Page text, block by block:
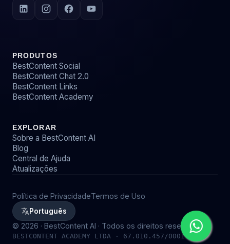
PRODUTOS
BestContent Social
BestContent Chat 2.0
BestContent Links
BestContent Academy
EXPLORAR
Sobre a BestContent AI
Blog
Central de Ajuda
Atualizações
© 2026 · BestContent AI · Todos os direitos reservados
BESTCONTENT ACADEMY LTDA · 67.010.457/0001-58
Política de PrivacidadeTermos de Uso
Português